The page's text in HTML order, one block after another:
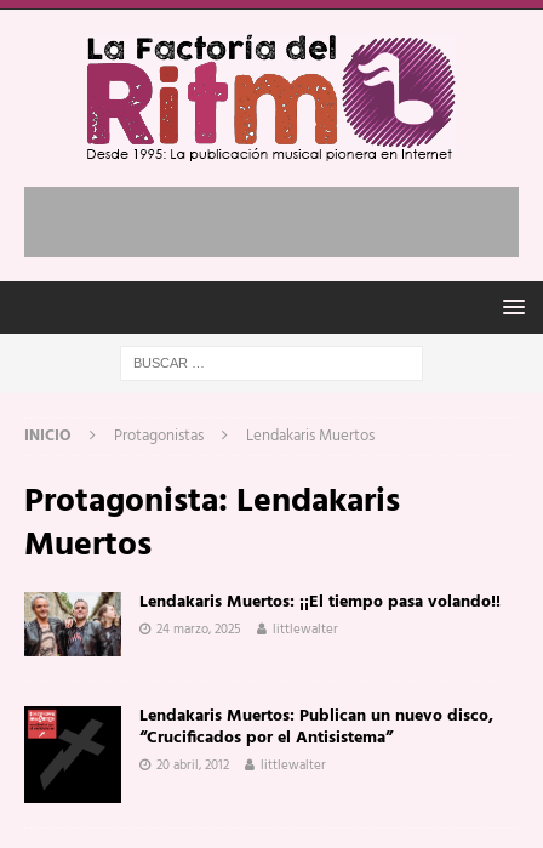
INICIO Protagonistas Lendakaris Muertos
Protagonista: Lendakaris
Muertos
Lendakaris Muertos: ¡¡El tiempo pasa volando!!
24 marzo, 2025 littlewalter
Lendakaris Muertos: Publican un nuevo disco,
“Crucificados por el Antisistema”
20 abril, 2012 littlewalter